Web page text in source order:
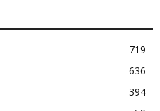
719
636
394